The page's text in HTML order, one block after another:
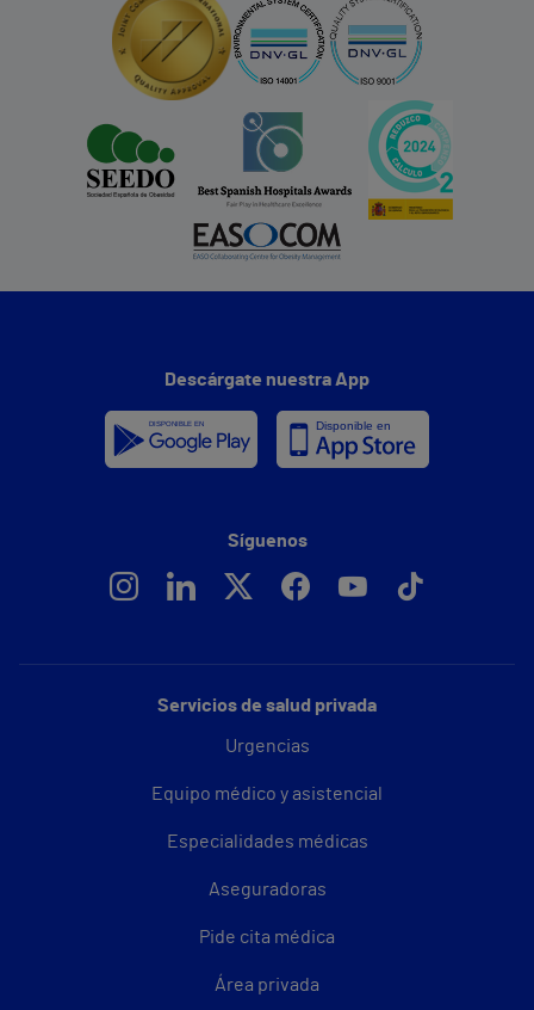
Servicios de salud privada
Urgencias
Equipo médico y asistencial
Especialidades médicas
Aseguradoras
Pide cita médica
Área privada
Descárgate nuestra App
Síguenos